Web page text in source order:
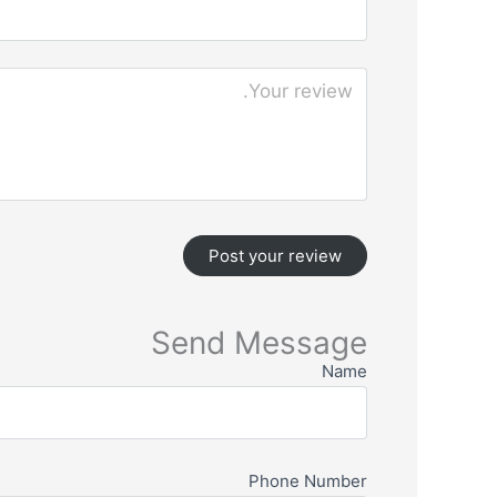
Send Message
Name
Phone Number